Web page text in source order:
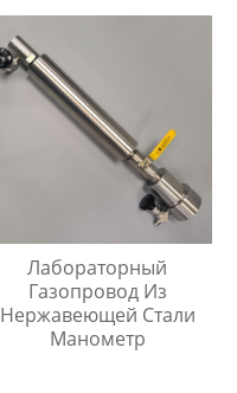
Инъекций
Лабораторный
Газопровод Из
Нержавеющей Стали
Манометр